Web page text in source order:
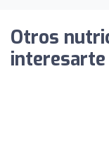
Otros
interesarte